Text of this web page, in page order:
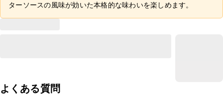
ターソースの風味が効いた本格的な味わいを楽しめます。
よくある質問